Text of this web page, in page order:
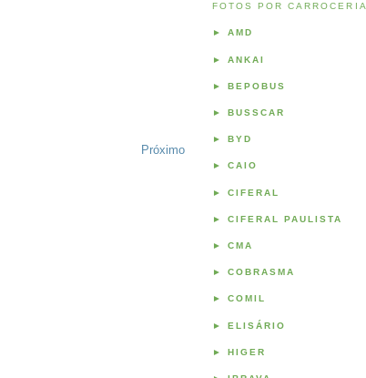
Próximo
FOTOS POR CARROCERIA
► AMD
► ANKAI
► BEPOBUS
► BUSSCAR
► BYD
► CAIO
► CIFERAL
► CIFERAL PAULISTA
► CMA
► COBRASMA
► COMIL
► ELISÁRIO
► HIGER